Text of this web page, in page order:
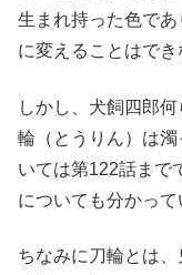
生まれ持った色で
に変えることはでき
しかし、犬飼四郎
輪（とうりん）は
いては第122話まで
についても分かって
ちなみに刀輪とは